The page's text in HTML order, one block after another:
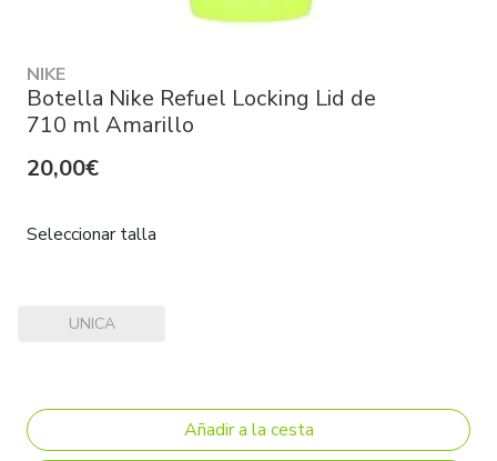
NIKE
Botella Nike Refuel Locking Lid de
710 ml Amarillo
20,00€
Seleccionar talla
UNICA